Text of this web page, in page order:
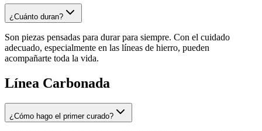
¿Cuánto duran?
Son piezas pensadas para durar para siempre. Con el cuidado
adecuado, especialmente en las líneas de hierro, pueden
acompañarte toda la vida.
Línea Carbonada
¿Cómo hago el primer curado?